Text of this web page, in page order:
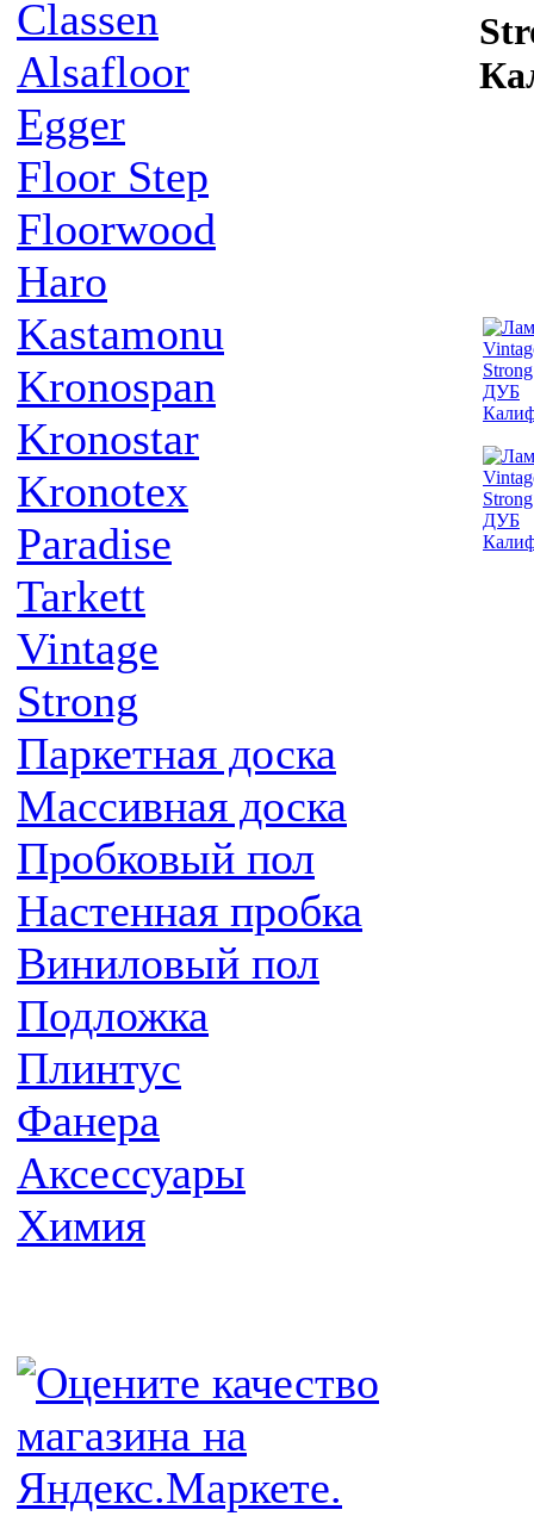
Classen
Alsafloor
Egger
Floor Step
Floorwood
Haro
Kastamonu
Kronospan
Kronostar
Kronotex
Paradise
Tarkett
Vintage
Strong
Паркетная доска
Массивная доска
Пробковый пол
Настенная пробка
Виниловый пол
Подложка
Плинтус
Фанера
Аксессуары
Химия